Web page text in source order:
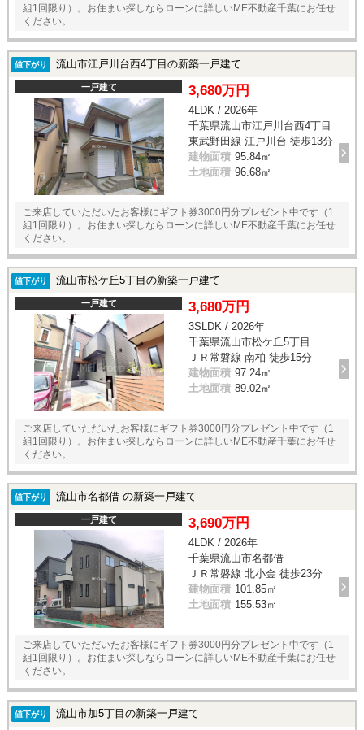
組1回限り）。お住まい探しならローンに詳しいME不動産千葉にお任せ
ください。
値下がり 流山市江戸川台西4丁目の新築一戸建て
一戸建て 3,680万円
4LDK / 2026年
千葉県流山市江戸川台西4丁目
東武野田線 江戸川台 徒歩13分
建物面積 95.84㎡
土地面積 96.68㎡
ご来店していただいたお客様にギフト券3000円分プレゼント中です（1
組1回限り）。お住まい探しならローンに詳しいME不動産千葉にお任せ
ください。
値下がり 流山市松ケ丘5丁目の新築一戸建て
一戸建て 3,680万円
3SLDK / 2026年
千葉県流山市松ケ丘5丁目
ＪＲ常磐線 南柏 徒歩15分
建物面積 97.24㎡
土地面積 89.02㎡
ご来店していただいたお客様にギフト券3000円分プレゼント中です（1
組1回限り）。お住まい探しならローンに詳しいME不動産千葉にお任せ
ください。
値下がり 流山市名都借 の新築一戸建て
一戸建て 3,690万円
4LDK / 2026年
千葉県流山市名都借
ＪＲ常磐線 北小金 徒歩23分
建物面積 101.85㎡
土地面積 155.53㎡
ご来店していただいたお客様にギフト券3000円分プレゼント中です（1
組1回限り）。お住まい探しならローンに詳しいME不動産千葉にお任せ
ください。
値下がり 流山市加5丁目の新築一戸建て